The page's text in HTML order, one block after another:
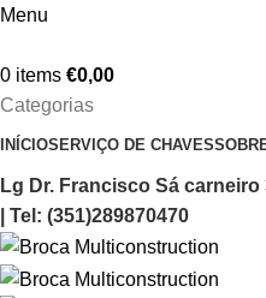
Menu
0 items €0,00
Categorias
INÍCIOSERVIÇO DE CHAVES
Lg Dr. Francisco Sá carneiro
| Tel: (351)289870470